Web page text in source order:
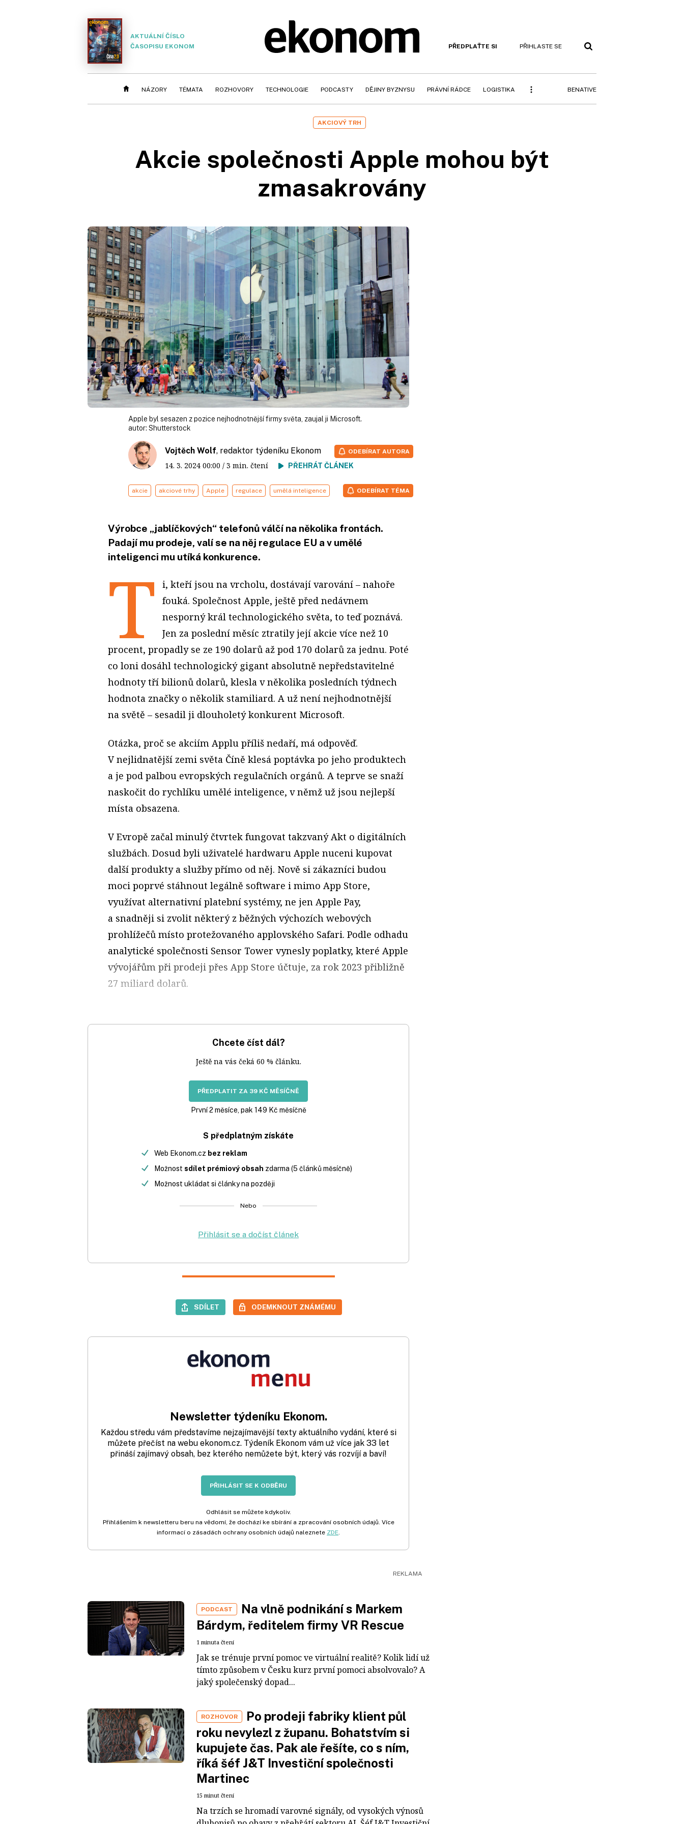
AKTUÁLNÍ ČÍSLO
ČASOPISU EKONOM
PŘEDPLAŤTE SI PŘIHLASTE SE
NÁZORY TÉMATA ROZHOVORY TECHNOLOGIE PODCASTY DĚJINY BYZNYSU PRÁVNÍ RÁDCE LOGISTIKA BENATIVE
AKCIOVÝ TRH
Akcie společnosti Apple mohou být
zmasakrovány
Apple byl sesazen z pozice nejhodnotnější firmy světa, zaujal ji Microsoft.
autor: Shutterstock
Vojtěch Wolf, redaktor týdeníku Ekonom
14. 3. 2024 00:00 / 3 min. čtení PŘEHRÁT ČLÁNEK
ODEBÍRAT AUTORA
akcie akciové trhy Apple regulace umělá inteligence ODEBÍRAT TÉMA
Výrobce „jablíčkových“ telefonů válčí na několika frontách.
Padají mu prodeje, valí se na něj regulace EU a v umělé
inteligenci mu utíká konkurence.
T
i, kteří jsou na vrcholu, dostávají varování – nahoře
fouká. Společnost Apple, ještě před nedávnem
nesporný král technologického světa, to teď poznává.
Jen za poslední měsíc ztratily její akcie více než 10
procent, propadly se ze 190 dolarů až pod 170 dolarů za jednu. Poté
co loni dosáhl technologický gigant absolutně nepředstavitelné
hodnoty tří bilionů dolarů, klesla v několika posledních týdnech
hodnota značky o několik stamiliard. A už není nejhodnotnější
na světě – sesadil ji dlouholetý konkurent Microsoft.
Otázka, proč se akciím Applu příliš nedaří, má odpověď.
V nejlidnatější zemi světa Číně klesá poptávka po jeho produktech
a je pod palbou evropských regulačních orgánů. A teprve se snaží
naskočit do rychlíku umělé inteligence, v němž už jsou nejlepší
místa obsazena.
V Evropě začal minulý čtvrtek fungovat takzvaný Akt o digitálních
službách. Dosud byli uživatelé hardwaru Apple nuceni kupovat
další produkty a služby přímo od něj. Nově si zákazníci budou
moci poprvé stáhnout legálně software i mimo App Store,
využívat alternativní platební systémy, ne jen Apple Pay,
a snadněji si zvolit některý z běžných výchozích webových
prohlížečů místo protežovaného applovského Safari. Podle odhadu
analytické společnosti Sensor Tower vynesly poplatky, které Apple
vývojářům při prodeji přes App Store účtuje, za rok 2023 přibližně
27 miliard dolarů.
Chcete číst dál?
Ještě na vás čeká 60 % článku.
PŘEDPLATIT ZA 39 KČ MĚSÍČNĚ
První 2 měsíce, pak 149 Kč měsíčně
S předplatným získáte
Web Ekonom.cz bez reklam
Možnost sdílet prémiový obsah zdarma (5 článků měsíčně)
Možnost ukládat si články na později
Nebo
Přihlásit se a dočíst článek
SDÍLET ODEMKNOUT ZNÁMÉMU
Newsletter týdeníku Ekonom.
Každou středu vám představíme nejzajímavější texty aktuálního vydání, které si
můžete přečíst na webu ekonom.cz. Týdeník Ekonom vám už více jak 33 let
přináší zajímavý obsah, bez kterého nemůžete být, který vás rozvíjí a baví!
PŘIHLÁSIT SE K ODBĚRU
Odhlásit se můžete kdykoliv.
Přihlášením k newsletteru beru na vědomí, že dochází ke sbírání a zpracování osobních údajů. Více
informací o zásadách ochrany osobních údajů naleznete ZDE
PODCAST
Na vlně podnikání s Markem
Bárdym, ředitelem firmy VR Rescue
1 minuta čtení
Jak se trénuje první pomoc ve virtuální realitě? Kolik lidí už
tímto způsobem v Česku kurz první pomoci absolvovalo? A
jaký společenský dopad...
ROZHOVOR
Po prodeji fabriky klient půl
roku nevylezl z županu. Bohatstvím si
kupujete čas. Pak ale řešíte, co s ním,
říká šéf J&T Investiční společnosti
Martinec
15 minut čtení
Na trzích se hromadí varovné signály, od vysokých výnosů